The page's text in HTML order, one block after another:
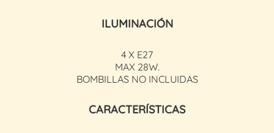
ILUMINACIÓN
4 X E27
MAX 28W.
BOMBILLAS NO INCLUIDAS
CARACTERÍSTICAS